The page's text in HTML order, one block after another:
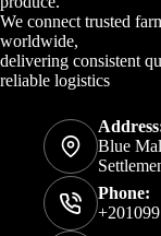
We connect trusted
worldwide,
delivering consistent
reliable logistics
Blue
Phone: